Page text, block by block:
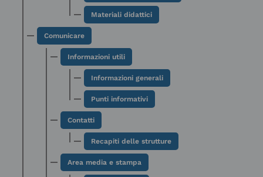
Materiali didattici
Comunicare
Informazioni utili
Informazioni generali
Punti informativi
Contatti
Recapiti delle strutture
Area media e stampa